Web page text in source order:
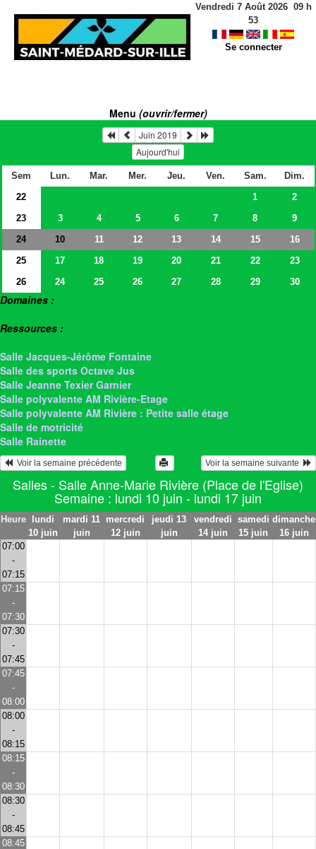
Vendredi 7 Août 2026 09h
53
Se connecter
Menu (ouvrir/fermer)
Juin 2019
Aujourd'hui
Sem Lun. Mar. Mer. Jeu. Ven. Sam.
Dim.
22
1
2
23
3 4 5 6 7 8
9
24
10 11 12 13 14 15
16
25
17 18 19 20 21 22
23
26
24 25 26 27 28 29 30
Domaines :
Ressources :
Salle Jacques-Jérôme Fontaine
Salle des sports Octave Jus
Salle Jeanne Texier Garnier
Salle polyvalente AM Rivière-Etage
Salle polyvalente AM Rivière : Petite salle étage
Salle de motricité
Salle Rainette
  Voir la semaine précédente
Voir la semaine suivante
Salles - Salle Anne-Marie Rivière (Place de l'Eglise)
Semaine : lundi 10 juin - lundi 17 juin
Heure lundi
10 juin
mardi 11
juin
mercredi
12 juin
jeudi 13
juin
vendredi
14 juin
samedi
15 juin
dimanche
16 juin
07:00
-
07:15
07:15
-
07:30
07:30
-
07:45
07:45
-
08:00
08:00
-
08:15
08:15
-
08:30
08:30
-
08:45
08:45